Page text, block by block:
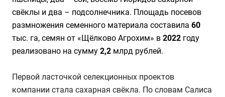
свёклы и два – подсолнечника. Площадь посевов
размножения семенного материала составила 60
тыс. га, семян от «Щёлково Агрохим» в 2022 году
реализовано на сумму 2,2 млрд рублей.
Первой ласточкой селекционных проектов
компании стала сахарная свёкла. По словам Салиса